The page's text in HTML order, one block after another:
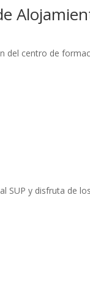
del centro de
SUP y disfruta de